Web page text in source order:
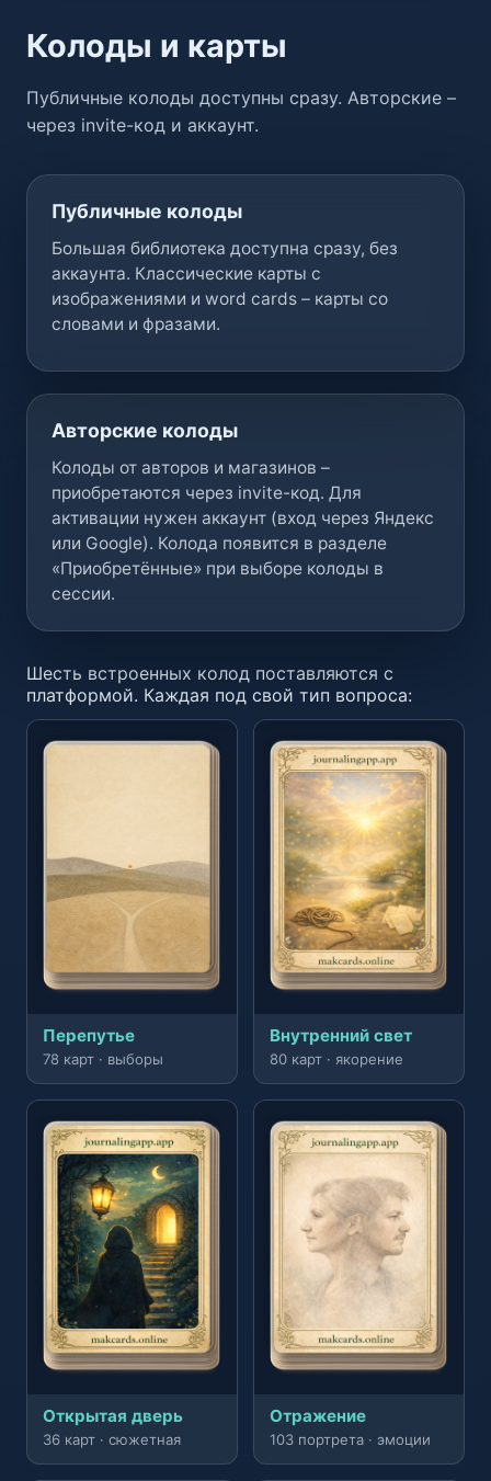
Колоды и карты
Публичные колоды доступны сразу. Авторские –
через invite-код и аккаунт.
Публичные колоды
Большая библиотека доступна сразу, без
аккаунта. Классические карты с
изображениями и word cards – карты со
словами и фразами.
Авторские колоды
Колоды от авторов и магазинов –
приобретаются через invite-код. Для
активации нужен аккаунт (вход через Яндекс
или Google). Колода появится в разделе
«Приобретённые» при выборе колоды в
сессии.
Шесть встроенных колод поставляются с
платформой. Каждая под свой тип вопроса:
Перепутье
78 карт · выборы
Внутренний свет
80 карт · якорение
Открытая дверь
36 карт · сюжетная
Отражение
103 портрета · эмоции